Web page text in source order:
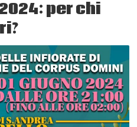
per chi